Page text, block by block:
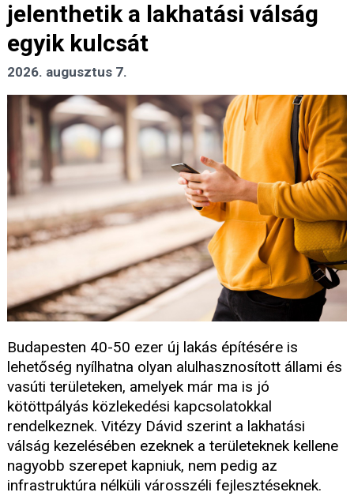
jelenthetik a lakhatási válság
egyik kulcsát
2026. augusztus 7.
Budapesten 40-50 ezer új lakás építésére is
lehetőség nyílhatna olyan alulhasznosított állami és
vasúti területeken, amelyek már ma is jó
kötöttpályás közlekedési kapcsolatokkal
rendelkeznek. Vitézy Dávid szerint a lakhatási
válság kezelésében ezeknek a területeknek kellene
nagyobb szerepet kapniuk, nem pedig az
infrastruktúra nélküli városszéli fejlesztéseknek.